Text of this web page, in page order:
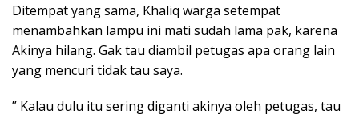
Ditempat yang sama, Khaliq warga setempat
menambahkan lampu ini mati sudah lama pak, karena
Akinya hilang. Gak tau diambil petugas apa orang lain
yang mencuri tidak tau saya.
” Kalau dulu itu sering diganti akinya oleh petugas, tau